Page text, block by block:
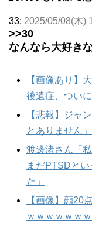
33: 2025/05/08(木)
>>30
なんなら大好き
【画像あり】
後遺症、つい
【悲報】ジャ
とありません」
渡邊渚さん「
まだPTSDと
た」
【画像】顔20
ｗｗｗｗｗｗ